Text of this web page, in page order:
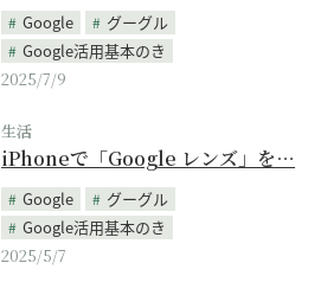
Google
グーグル
Google活用基本のき
2025/7/9
生活
iPhoneで「Google レンズ」を…
Google
グーグル
Google活用基本のき
2025/5/7